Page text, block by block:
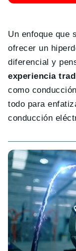
Un enfoque que
ofrecer un
diferencial y
experiencia
como
todo para
conducción